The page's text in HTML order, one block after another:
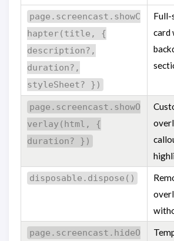
page.screencast.showC
hapter(title, {
description?,
duration?,
styleSheet? })
Full-
card
page.screencast.showO
verlay(html, {
duration? })
disposable.dispose()
page.screencast.hideO